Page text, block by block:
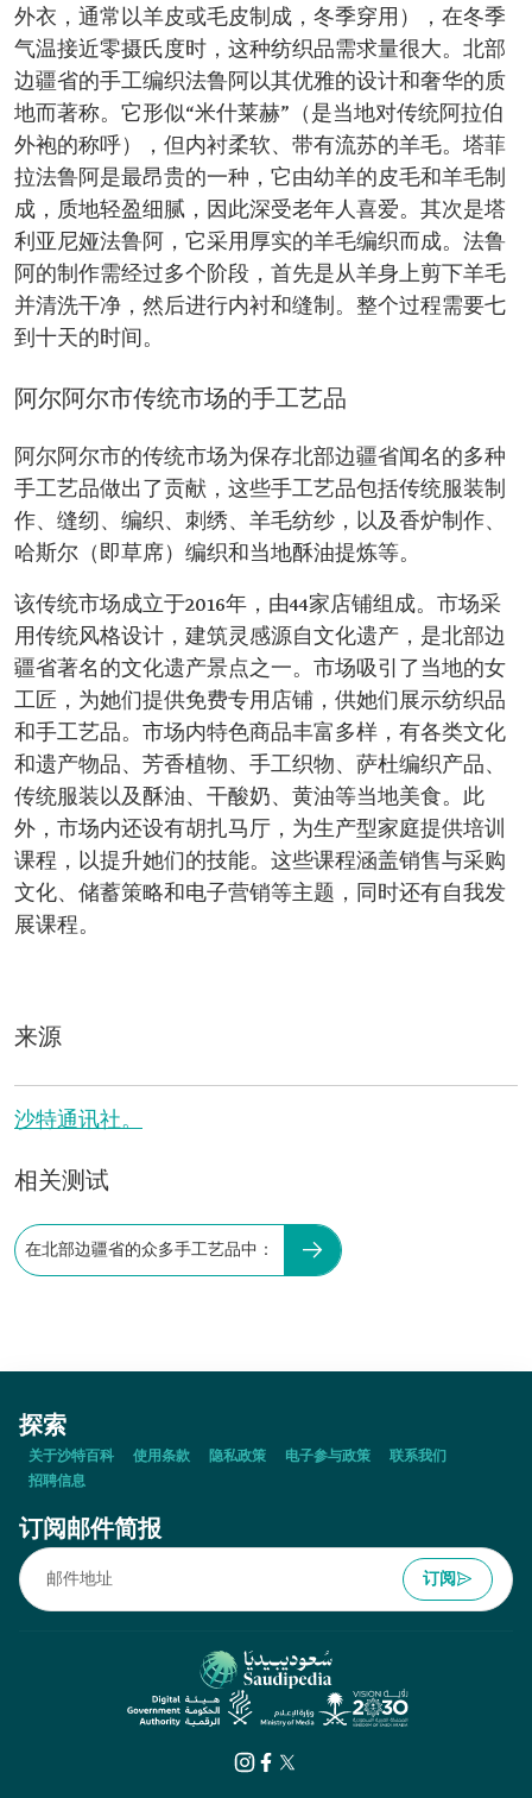
外衣，通常以羊皮或毛皮制成，冬季穿用），在冬季
气温接近零摄氏度时，这种纺织品需求量很大。北部
边疆省的手工编织法鲁阿以其优雅的设计和奢华的质
地而著称。它形似“米什莱赫”（是当地对传统阿拉伯
外袍的称呼），但内衬柔软、带有流苏的羊毛。塔菲
拉法鲁阿是最昂贵的一种，它由幼羊的皮毛和羊毛制
成，质地轻盈细腻，因此深受老年人喜爱。其次是塔
利亚尼娅法鲁阿，它采用厚实的羊毛编织而成。法鲁
阿的制作需经过多个阶段，首先是从羊身上剪下羊毛
并清洗干净，然后进行内衬和缝制。整个过程需要七
到十天的时间。
阿尔阿尔市传统市场的手工艺品
阿尔阿尔市的传统市场为保存北部边疆省闻名的多种
手工艺品做出了贡献，这些手工艺品包括传统服装制
作、缝纫、编织、刺绣、羊毛纺纱，以及香炉制作、
哈斯尔（即草席）编织和当地酥油提炼等。
该传统市场成立于2016年，由44家店铺组成。市场采
用传统风格设计，建筑灵感源自文化遗产，是北部边
疆省著名的文化遗产景点之一。市场吸引了当地的女
工匠，为她们提供免费专用店铺，供她们展示纺织品
和手工艺品。市场内特色商品丰富多样，有各类文化
和遗产物品、芳香植物、手工织物、萨杜编织产品、
传统服装以及酥油、干酸奶、黄油等当地美食。此
外，市场内还设有胡扎马厅，为生产型家庭提供培训
课程，以提升她们的技能。这些课程涵盖销售与采购
文化、储蓄策略和电子营销等主题，同时还有自我发
展课程。
来源
沙特通讯社。
相关测试
在北部边疆省的众多手工艺品中：
探索
关于沙特百科 使用条款 隐私政策 电子参与政策
联系我们
招聘信息
订阅邮件简报
订阅